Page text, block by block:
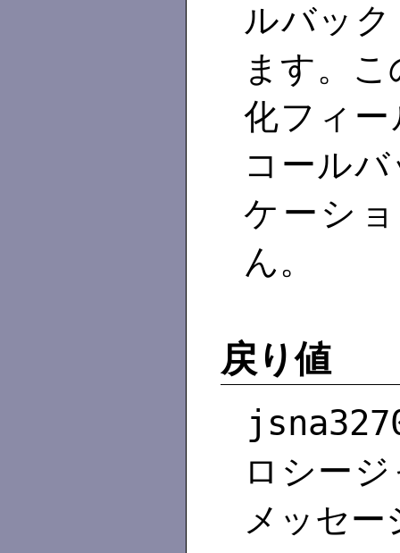
ルバッ
ます。
化フィ
コール
ケーシ
ん。
戻り値
ロシー
メッセ